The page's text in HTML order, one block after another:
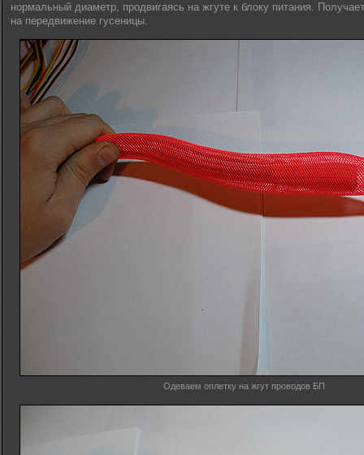
нормальный диаметр, продвигаясь на жгуте к блоку питания.
на передвижение гусеницы.
Одеваем оплетку на жгут проводов БП